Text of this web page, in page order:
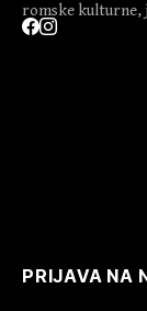
romske kulturne,
PRIJAVA NA